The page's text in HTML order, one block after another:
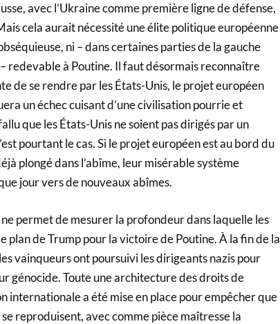
avec l’Ukraine comme première ligne de défense,
cela aurait nécessité une élite politique européenne
ni – dans certaines parties de la gauche
redevable à Poutine. Il faut désormais reconnaître
de se rendre par les États-Unis, le projet européen
un échec cuisant d’une civilisation pourrie et
que les États-Unis ne soient pas dirigés par un
pourtant le cas. Si le projet européen est au bord du
plongé dans l’abîme, leur misérable système
jour vers de nouveaux abîmes.
permet de mesurer la profondeur dans laquelle les
plan de Trump pour la victoire de Poutine. À la fin de la
vainqueurs ont poursuivi les dirigeants nazis pour
génocide. Toute une architecture des droits de
internationale a été mise en place pour empêcher que
reproduisent, avec comme pièce maîtresse la